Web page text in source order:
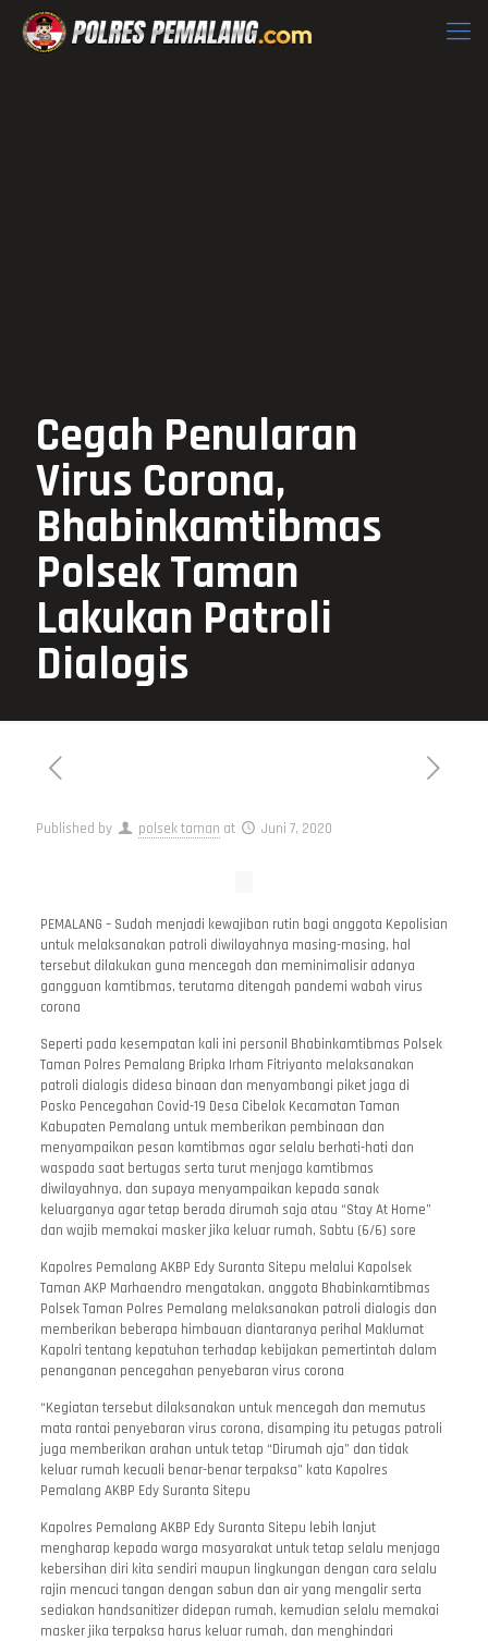
Cegah Penularan
Virus Corona,
Bhabinkamtibmas
Polsek Taman
Lakukan Patroli
Dialogis
Published by polsek taman at Juni 7, 2020
PEMALANG – Sudah menjadi kewajiban rutin bagi anggota Kepolisian
untuk melaksanakan patroli diwilayahnya masing-masing, hal
tersebut dilakukan guna mencegah dan meminimalisir adanya
gangguan kamtibmas, terutama ditengah pandemi wabah virus
corona
Seperti pada kesempatan kali ini personil Bhabinkamtibmas Polsek
Taman Polres Pemalang Bripka Irham Fitriyanto melaksanakan
patroli dialogis didesa binaan dan menyambangi piket jaga di
Posko Pencegahan Covid-19 Desa Cibelok Kecamatan Taman
Kabupaten Pemalang untuk memberikan pembinaan dan
menyampaikan pesan kamtibmas agar selalu berhati-hati dan
waspada saat bertugas serta turut menjaga kamtibmas
diwilayahnya, dan supaya menyampaikan kepada sanak
keluarganya agar tetap berada dirumah saja atau “Stay At Home”
dan wajib memakai masker jika keluar rumah, Sabtu (6/6) sore
Kapolres Pemalang AKBP Edy Suranta Sitepu melalui Kapolsek
Taman AKP Marhaendro mengatakan, anggota Bhabinkamtibmas
Polsek Taman Polres Pemalang melaksanakan patroli dialogis dan
memberikan beberapa himbauan diantaranya perihal Maklumat
Kapolri tentang kepatuhan terhadap kebijakan pemertintah dalam
penanganan pencegahan penyebaran virus corona
“Kegiatan tersebut dilaksanakan untuk mencegah dan memutus
mata rantai penyebaran virus corona, disamping itu petugas patroli
juga memberikan arahan untuk tetap “Dirumah aja” dan tidak
keluar rumah kecuali benar-benar terpaksa” kata Kapolres
Pemalang AKBP Edy Suranta Sitepu
Kapolres Pemalang AKBP Edy Suranta Sitepu lebih lanjut
mengharap kepada warga masyarakat untuk tetap selalu menjaga
kebersihan diri kita sendiri maupun lingkungan dengan cara selalu
rajin mencuci tangan dengan sabun dan air yang mengalir serta
sediakan handsanitizer didepan rumah, kemudian selalu memakai
masker jika terpaksa harus keluar rumah, dan menghindari